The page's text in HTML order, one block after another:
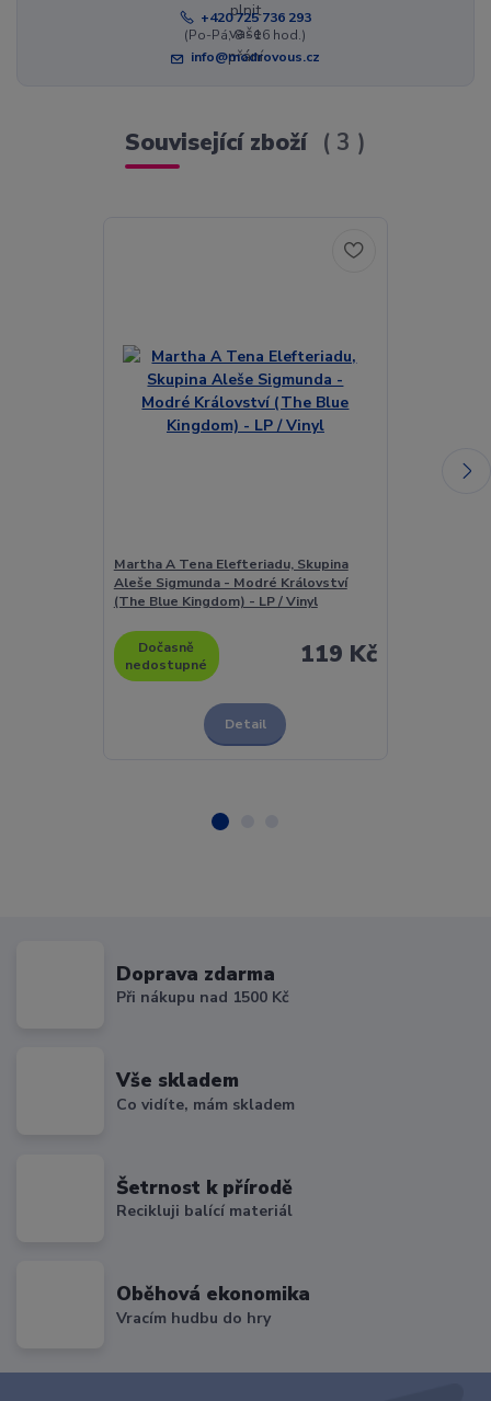
+420 725 736 293
(Po-Pá, 8 - 16 hod.)
info@modrovous.cz
Související zboží 3
Martha A Tena Elefteriadu, Skupina
Aleše Sigmunda - Modré Království
(The Blue Kingdom) - LP / Vinyl
119 Kč
Dočasně
nedostupné
Detail
Doprava zdarma
Při nákupu nad 1500 Kč
Vše skladem
Co vidíte, mám skladem
Šetrnost k přírodě
Recikluji balící materiál
Oběhová ekonomika
Vracím hudbu do hry